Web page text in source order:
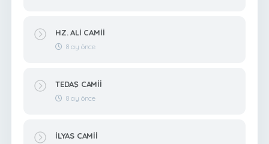
HZ. ALİ CAMİİ
8 ay önce
TEDAŞ CAMİİ
8 ay önce
İLYAS CAMİİ